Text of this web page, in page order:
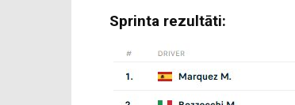
Sprinta rezultāti: